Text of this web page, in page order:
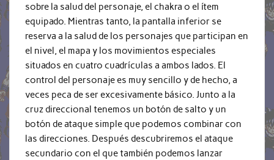
sobre la salud del personaje, el chakra o el ítem
equipado. Mientras tanto, la pantalla inferior se
reserva a la salud de los personajes que participan en
el nivel, el mapa y los movimientos especiales
situados en cuatro cuadrículas a ambos lados. El
control del personaje es muy sencillo y de hecho, a
veces peca de ser excesivamente básico. Junto a la
cruz direccional tenemos un botón de salto y un
botón de ataque simple que podemos combinar con
las direcciones. Después descubriremos el ataque
secundario con el que también podemos lanzar